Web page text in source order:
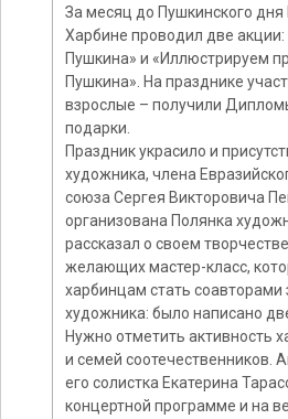
За месяц до Пушкинского дня
Харбине проводил две акции:
Пушкина» и «Иллюстрируем
Пушкина». На празднике
взрослые – получили
подарки.
Праздник украсило и
художника, члена
союза Сергея Викторовича
организована Полянка
рассказал о своем
желающих мастер-класс,
харбинцам стать соавторами
художника: было написано
Нужно отметить активность
и семей соотечественников.
его солистка Екатерина
концертной программе и на